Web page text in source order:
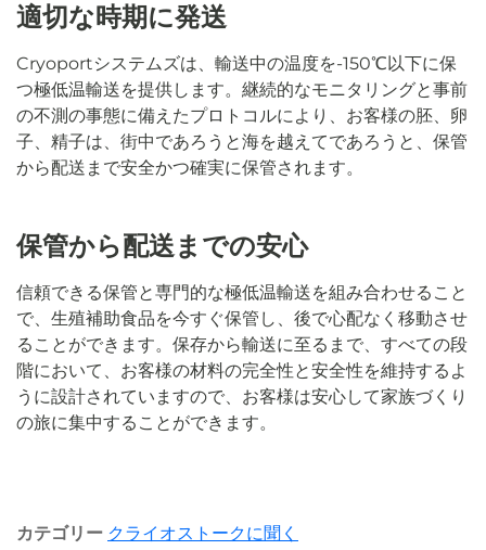
適切な時期に発送
Cryoportシステムズは、輸送中の温度を-150℃以下に保
つ極低温輸送を提供します。継続的なモニタリングと事前
の不測の事態に備えたプロトコルにより、お客様の胚、卵
子、精子は、街中であろうと海を越えてであろうと、保管
から配送まで安全かつ確実に保管されます。
保管から配送までの安心
信頼できる保管と専門的な極低温輸送を組み合わせること
で、生殖補助食品を今すぐ保管し、後で心配なく移動させ
ることができます。保存から輸送に至るまで、すべての段
階において、お客様の材料の完全性と安全性を維持するよ
うに設計されていますので、お客様は安心して家族づくり
の旅に集中することができます。
カテゴリー クライオストークに聞く